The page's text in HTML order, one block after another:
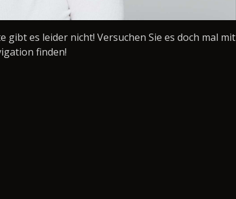
gibt es leider nicht! Versuchen Sie es doch mal mit
finden!